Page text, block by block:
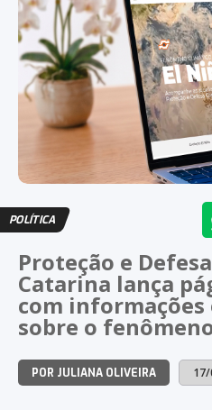
POLÍTICA
Proteção e
Catarina lança
com
sobre o
POR JULIANA OLIVEIRA